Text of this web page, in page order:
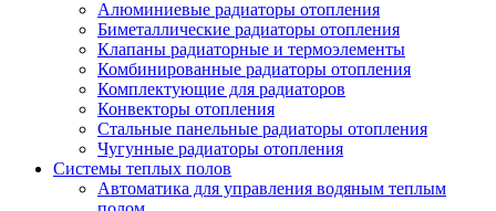
Алюминиевые радиаторы отопления
Биметаллические радиаторы отопления
Клапаны радиаторные и термоэлементы
Комбинированные радиаторы отопления
Комплектующие для радиаторов
Конвекторы отопления
Стальные панельные радиаторы отопления
Чугунные радиаторы отопления
Системы теплых полов
Автоматика для управления водяным теплым